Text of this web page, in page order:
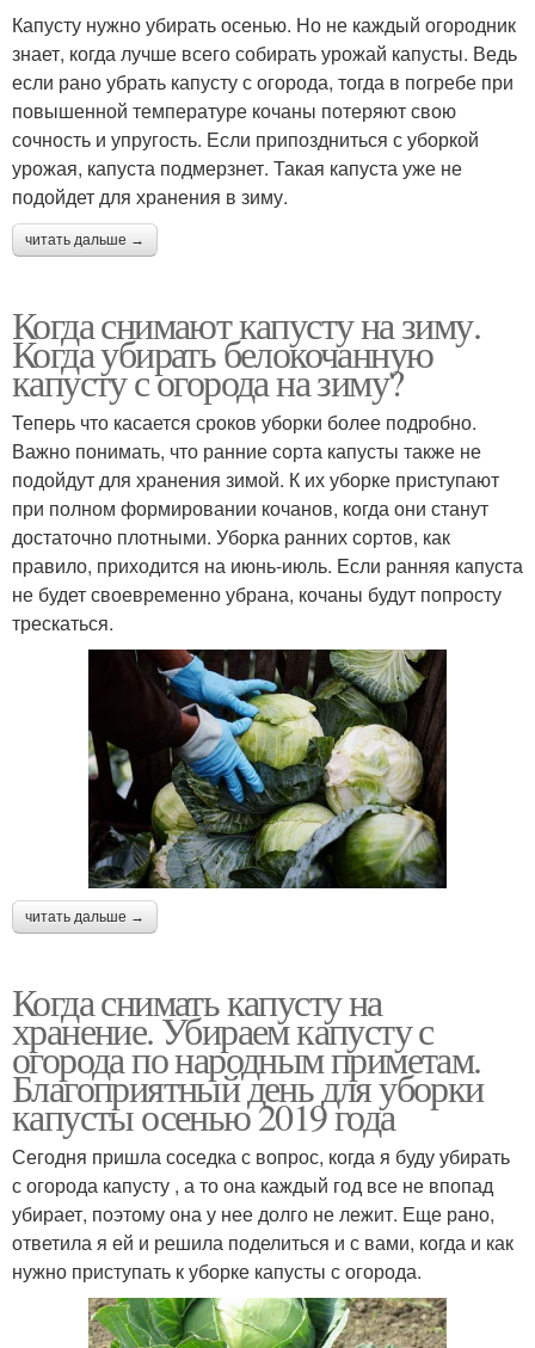
Капусту нужно убирать осенью. Но не каждый огородник
знает, когда лучше всего собирать урожай капусты. Ведь
если рано убрать капусту с огорода, тогда в погребе при
повышенной температуре кочаны потеряют свою
сочность и упругость. Если припоздниться с уборкой
урожая, капуста подмерзнет. Такая капуста уже не
подойдет для хранения в зиму.
читать дальше →
Когда снимают капусту на зиму.
Когда убирать белокочанную
капусту с огорода на зиму?
Теперь что касается сроков уборки более подробно.
Важно понимать, что ранние сорта капусты также не
подойдут для хранения зимой. К их уборке приступают
при полном формировании кочанов, когда они станут
достаточно плотными. Уборка ранних сортов, как
правило, приходится на июнь-июль. Если ранняя капуста
не будет своевременно убрана, кочаны будут попросту
трескаться.
читать дальше →
Когда снимать капусту на
хранение. Убираем капусту с
огорода по народным приметам.
Благоприятный день для уборки
капусты осенью 2019 года
Сегодня пришла соседка с вопрос, когда я буду убирать
с огорода капусту , а то она каждый год все не впопад
убирает, поэтому она у нее долго не лежит. Еще рано,
ответила я ей и решила поделиться и с вами, когда и как
нужно приступать к уборке капусты с огорода.